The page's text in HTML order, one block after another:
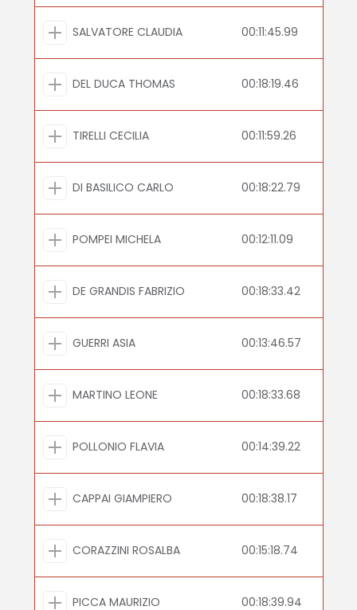
SALVATORE CLAUDIA 00:11:45.99
DEL DUCA THOMAS 00:18:19.46
TIRELLI CECILIA 00:11:59.26
DI BASILICO CARLO 00:18:22.79
POMPEI MICHELA 00:12:11.09
DE GRANDIS FABRIZIO 00:18:33.42
GUERRI ASIA 00:13:46.57
MARTINO LEONE 00:18:33.68
POLLONIO FLAVIA 00:14:39.22
CAPPAI GIAMPIERO 00:18:38.17
CORAZZINI ROSALBA 00:15:18.74
PICCA MAURIZIO 00:18:39.94